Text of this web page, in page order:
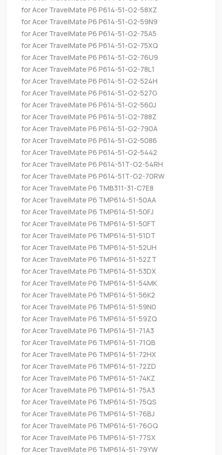
for Acer TravelMate P6 P614-51-G2-58XZ
for Acer TravelMate P6 P614-51-G2-59N9
for Acer TravelMate P6 P614-51-G2-75A5
for Acer TravelMate P6 P614-51-G2-75XQ
for Acer TravelMate P6 P614-51-G2-76U9
for Acer TravelMate P6 P614-51-G2-78L1
for Acer TravelMate P6 P614-51-G2-524H
for Acer TravelMate P6 P614-51-G2-527G
for Acer TravelMate P6 P614-51-G2-560J
for Acer TravelMate P6 P614-51-G2-788Z
for Acer TravelMate P6 P614-51-G2-790A
for Acer TravelMate P6 P614-51-G2-5086
for Acer TravelMate P6 P614-51-G2-5442
for Acer TravelMate P6 P614-51T-G2-54RH
for Acer TravelMate P6 P614-51T-G2-70RW
for Acer TravelMate P6 TMB311-31-C7E8
for Acer TravelMate P6 TMP614-51-50AA
for Acer TravelMate P6 TMP614-51-50FJ
for Acer TravelMate P6 TMP614-51-50FT
for Acer TravelMate P6 TMP614-51-51DT
for Acer TravelMate P6 TMP614-51-52UH
for Acer TravelMate P6 TMP614-51-52ZT
for Acer TravelMate P6 TMP614-51-53DX
for Acer TravelMate P6 TMP614-51-54MK
for Acer TravelMate P6 TMP614-51-56K2
for Acer TravelMate P6 TMP614-51-59N0
for Acer TravelMate P6 TMP614-51-59ZQ
for Acer TravelMate P6 TMP614-51-71A3
for Acer TravelMate P6 TMP614-51-71QB
for Acer TravelMate P6 TMP614-51-72HX
for Acer TravelMate P6 TMP614-51-72ZD
for Acer TravelMate P6 TMP614-51-74KZ
for Acer TravelMate P6 TMP614-51-75A3
for Acer TravelMate P6 TMP614-51-75QS
for Acer TravelMate P6 TMP614-51-76BJ
for Acer TravelMate P6 TMP614-51-76GQ
for Acer TravelMate P6 TMP614-51-77SX
for Acer TravelMate P6 TMP614-51-79YW